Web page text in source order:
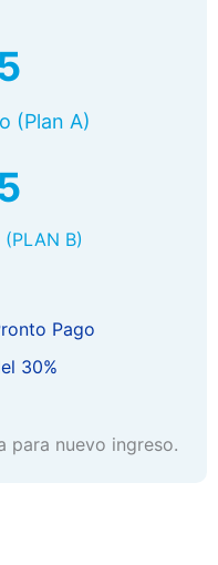
(Plan A)
(PLAN B)
Pago
30%
para nuevo ingreso.